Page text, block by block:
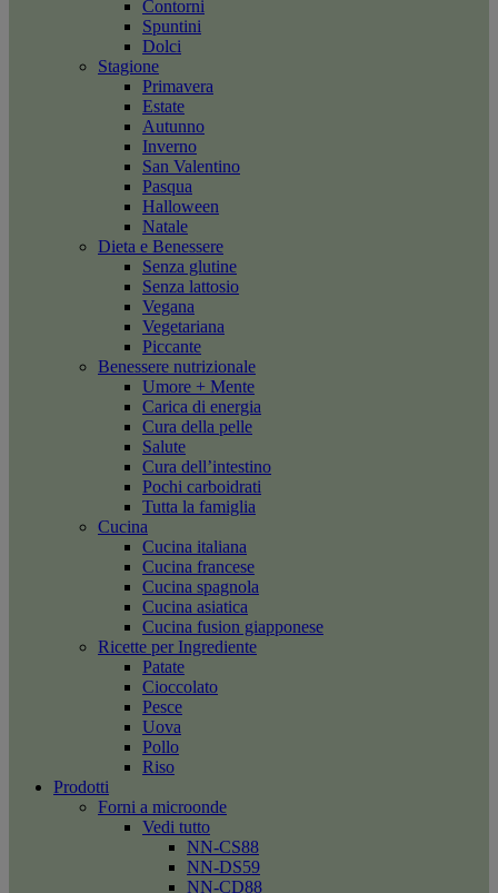
Contorni
Spuntini
Dolci
Stagione
Primavera
Estate
Autunno
Inverno
San Valentino
Pasqua
Halloween
Natale
Dieta e Benessere
Senza glutine
Senza lattosio
Vegana
Vegetariana
Piccante
Benessere nutrizionale
Umore + Mente
Carica di energia
Cura della pelle
Salute
Cura dell’intestino
Pochi carboidrati
Tutta la famiglia
Cucina
Cucina italiana
Cucina francese
Cucina spagnola
Cucina asiatica
Cucina fusion giapponese
Ricette per Ingrediente
Patate
Cioccolato
Pesce
Uova
Pollo
Riso
Prodotti
Forni a microonde
Vedi tutto
NN-CS88
NN-DS59
NN-CD88